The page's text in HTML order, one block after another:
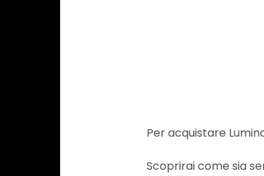
Per acquistare
Scoprirai come sia